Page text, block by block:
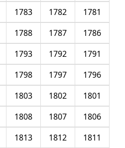
1781
1782
1783
1786
1787
1788
1791
1792
1793
1796
1797
1798
1801
1802
1803
1806
1807
1808
1811
1812
1813